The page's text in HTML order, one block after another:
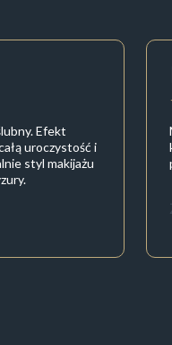
Efekt
uroczystość i
styl makijażu